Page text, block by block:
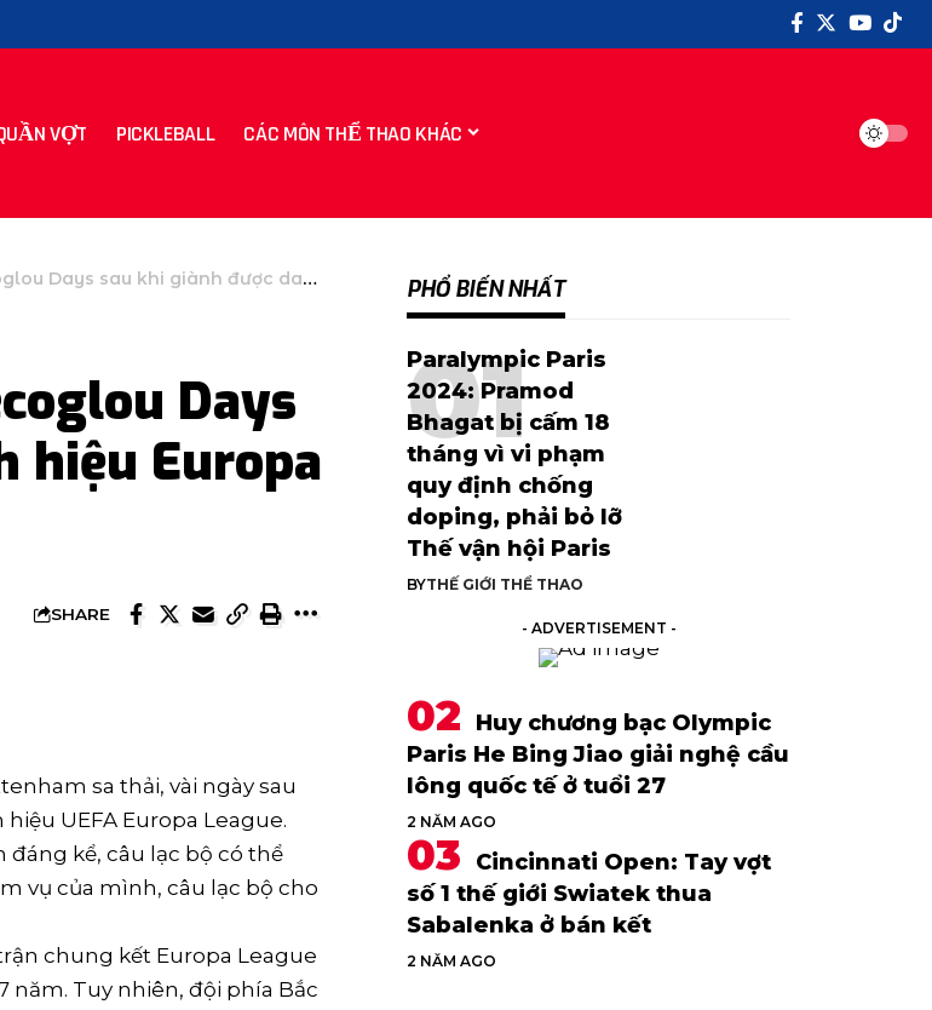
VỢT PICKLEBALL CÁC MÔN THỂ THAO KHÁC
khi giành được danh hiệu Europa League
Days
hiệu Europa
SHARE
sa thải, vài ngày sau
UEFA Europa League.
đáng kể, câu lạc bộ có thể
vụ của mình, câu lạc bộ cho
chung kết Europa League
năm. Tuy nhiên, đội phía Bắc
PHỔ BIẾN NHẤT
Paralympic Paris
2024: Pramod
Bhagat bị cấm 18
tháng vì vi phạm
quy định chống
doping, phải bỏ lỡ
Thế vận hội Paris
BYTHẾ GIỚI THỂ THAO
- ADVERTISEMENT -
Huy chương bạc Olympic
Paris He Bing Jiao giải nghệ cầu
lông quốc tế ở tuổi 27
2 NĂM AGO
Cincinnati Open: Tay vợt
số 1 thế giới Swiatek thua
Sabalenka ở bán kết
2 NĂM AGO